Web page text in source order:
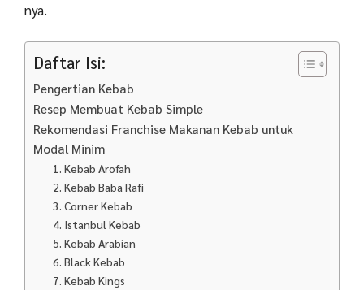
nya.
Daftar Isi:
Pengertian Kebab
Resep Membuat Kebab Simple
Rekomendasi Franchise Makanan Kebab untuk
Modal Minim
1. Kebab Arofah
2. Kebab Baba Rafi
3. Corner Kebab
4. Istanbul Kebab
5. Kebab Arabian
6. Black Kebab
7. Kebab Kings